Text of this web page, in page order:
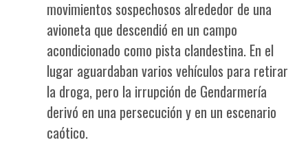
movimientos sospechosos alrededor de una
avioneta que descendió en un campo
acondicionado como pista clandestina. En el
lugar aguardaban varios vehículos para retirar
la droga, pero la irrupción de Gendarmería
derivó en una persecución y en un escenario
caótico.